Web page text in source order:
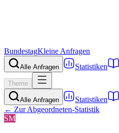
BundestagKleine Anfragen
Alle Anfragen Statistiken
Theme
Alle Anfragen Statistiken
← Zur Abgeordneten-Statistik
SM